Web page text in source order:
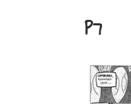
P7